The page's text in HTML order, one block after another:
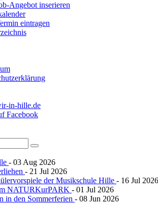
Angebot inserieren
eintragen
in-hille.de
Facebook
- 03 Aug 2026
- 21 Jul 2026
der Musikschule Hille - 16 Jul 2026
NATURKurPARK - 01 Jul 2026
in den Sommerferien - 08 Jun 2026